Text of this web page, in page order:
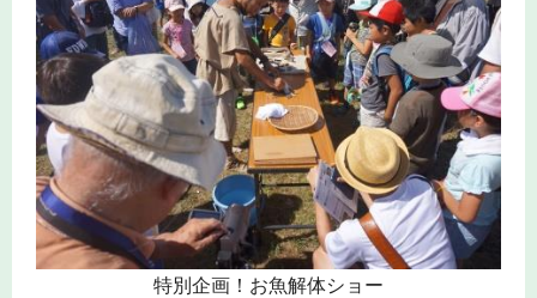
特別企画！お魚解体ショー